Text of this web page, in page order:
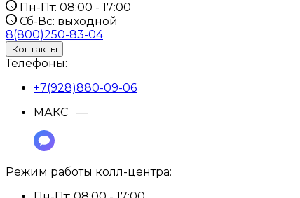
Пн-Пт: 08:00 - 17:00
Сб-Вс: выходной
8(800)250-83-04
Контакты
Телефоны:
+7(928)880-09-06
МАКС —
Режим работы колл-центра: